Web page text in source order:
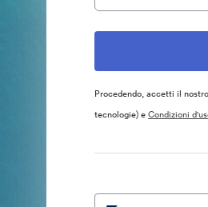
Procedendo, accetti il nostro
tecnologie) eCondizioni